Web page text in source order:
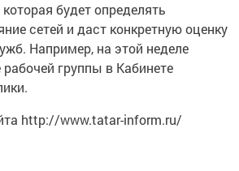
будет определять
сетей и даст конкретную оценку
Например, на этой неделе
группы в Кабинете
http://www.tatar-inform.ru/